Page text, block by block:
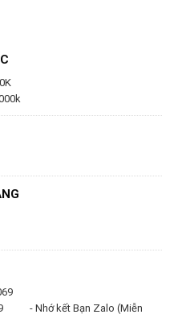
- Nhớ kết Bạn Zalo (Miễn